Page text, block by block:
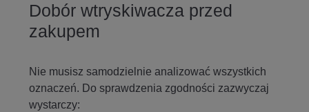
Dobór wtryskiwacza przed
zakupem
Nie musisz samodzielnie analizować wszystkich
oznaczeń. Do sprawdzenia zgodności zazwyczaj
wystarczy: